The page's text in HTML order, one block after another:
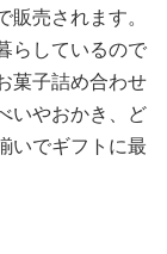
売されます。
らしているので
菓子詰め合わせ
いやおかき、ど
いでギフトに最